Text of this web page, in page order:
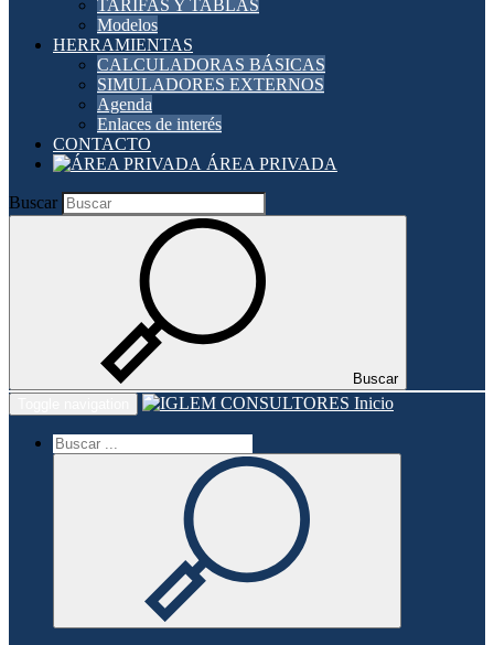
TARIFAS Y TABLAS
Modelos
HERRAMIENTAS
CALCULADORAS BÁSICAS
SIMULADORES EXTERNOS
Agenda
Enlaces de interés
CONTACTO
ÁREA PRIVADA
Buscar
Buscar
Inicio